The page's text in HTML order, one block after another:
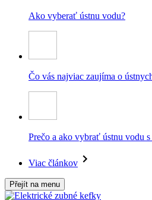
Ako vyberať ústnu vodu?
Čo vás najviac zaujíma o
Prečo a ako vybrať ústnu vodu
Viac článkov
Přejít na menu